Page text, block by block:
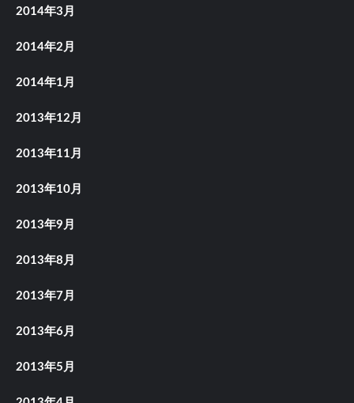
2014年3月
2014年2月
2014年1月
2013年12月
2013年11月
2013年10月
2013年9月
2013年8月
2013年7月
2013年6月
2013年5月